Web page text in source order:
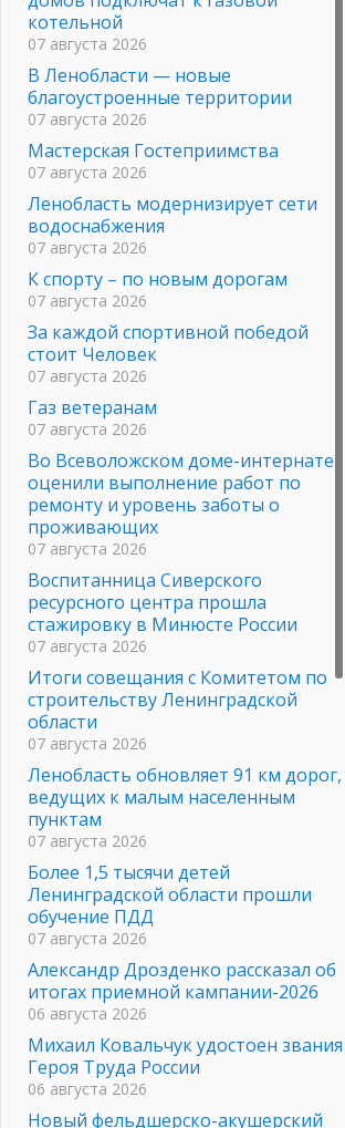
котельной
07 августа 2026
В Ленобласти — новые
благоустроенные территории
07 августа 2026
Мастерская Гостеприимства
07 августа 2026
Ленобласть модернизирует сети
водоснабжения
07 августа 2026
К спорту – по новым дорогам
07 августа 2026
За каждой спортивной победой
стоит Человек
07 августа 2026
Газ ветеранам
07 августа 2026
Во Всеволожском доме-интернате
оценили выполнение работ по
ремонту и уровень заботы о
проживающих
07 августа 2026
Воспитанница Сиверского
ресурсного центра прошла
стажировку в Минюсте России
07 августа 2026
Итоги совещания с Комитетом по
строительству Ленинградской
области
07 августа 2026
Ленобласть обновляет 91 км дорог,
ведущих к малым населенным
пунктам
07 августа 2026
Более 1,5 тысячи детей
Ленинградской области прошли
обучение ПДД
07 августа 2026
Александр Дрозденко рассказал об
итогах приемной кампании-2026
06 августа 2026
Михаил Ковальчук удостоен звания
Героя Труда России
06 августа 2026
Новый фельдшерско-акушерский